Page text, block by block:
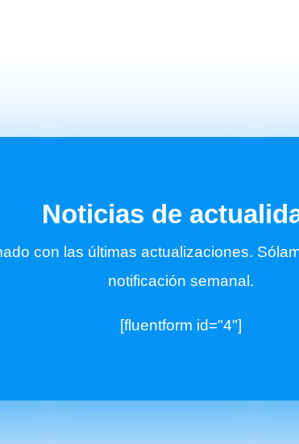
Noticias de
con las últimas actualizaciones.
notificación semanal.
[fluentform id="4"]